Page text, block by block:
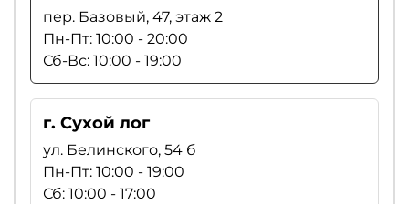
пер. Базовый, 47, этаж 2
Пн-Пт: 10:00 - 20:00
Сб-Вс: 10:00 - 19:00
г. Сухой лог
ул. Белинского, 54 б
Пн-Пт: 10:00 - 19:00
Сб: 10:00 - 17:00